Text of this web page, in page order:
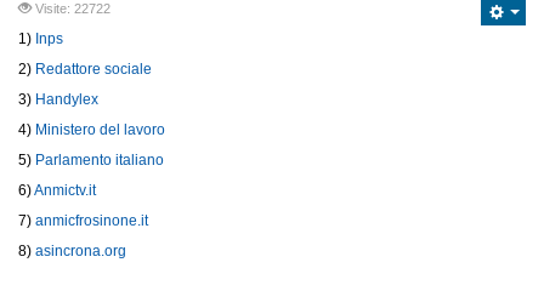
Visite: 22722
1) Inps
2) Redattore sociale
3) Handylex
4) Ministero del lavoro
5) Parlamento italiano
6)Anmictv.it
7) anmicfrosinone.it
8) asincrona.org